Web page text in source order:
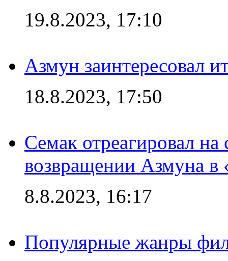
19.8.2023, 17:10
Азмун заинтересовал
18.8.2023, 17:50
Семак отреагировал
возвращении Азмуна в
8.8.2023, 16:17
Популярные жанры